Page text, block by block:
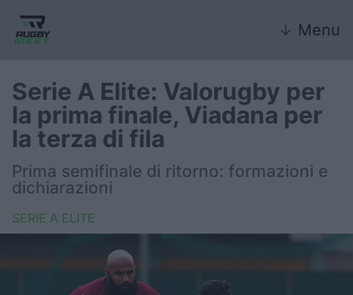
↓ Menu
Nazionale
Nazionali giovanili
FIR
Internazionale
Serie A Elite: Valorugby per
la prima finale, Viadana per
la terza di fila
Prima semifinale di ritorno: formazioni e
dichiarazioni
SERIE A ELITE